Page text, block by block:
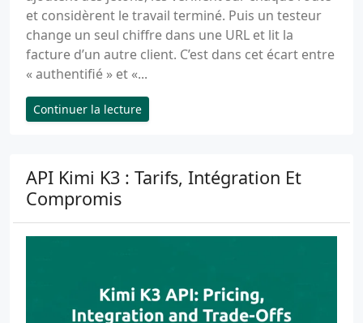
et considèrent le travail terminé. Puis un testeur
change un seul chiffre dans une URL et lit la
facture d’un autre client. C’est dans cet écart entre
« authentifié » et «...
Continuer la lecture
API Kimi K3 : Tarifs, Intégration Et
Compromis